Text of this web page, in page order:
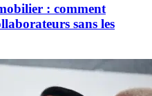
: comment
sans les